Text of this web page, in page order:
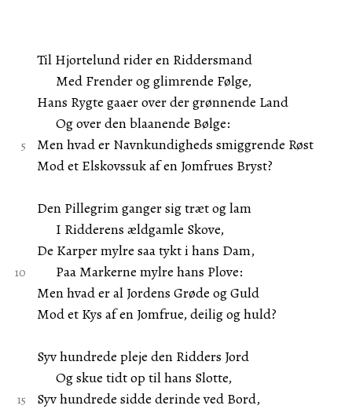
Til Hjortelund rider en Riddersmand
Med Frender og glimrende Følge,
Hans Rygte gaaer over der grønnende Land
Og over den blaanende Bølge:
Men hvad er Navnkundigheds smiggrende Røst
Mod et Elskovssuk af en Jomfrues Bryst?
Den Pillegrim ganger sig træt og lam
I Ridderens ældgamle Skove,
De Karper mylre saa tykt i hans Dam,
Paa Markerne mylre hans Plove:
Men hvad er al Jordens Grøde og Guld
Mod et Kys af en Jomfrue, deilig og huld?
Syv hundrede pleje den Ridders Jord
Og skue tidt op til hans Slotte,
Syv hundrede sidde derinde ved Bord,